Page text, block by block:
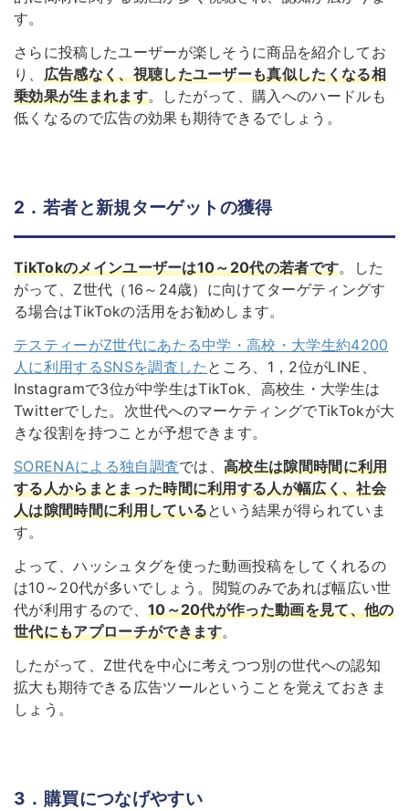
す。
さらに投稿したユーザーが楽しそうに商品を紹介してお
り、 広告感なく、視聴したユーザーも真似したくなる相
乗効果が生まれます。
したがって、購入へのハードルも
低くなるので広告の効果も期待できるでしょう。
2． 若者と新規ターゲットの獲得
TikTokのメインユーザーは10～20代の若者です。した
がって、Z世代（16～24歳）に向けてターゲティングす
る場合はTikTokの活用をお勧めします。
テスティーがZ世代にあたる中学・高校・大学生約4200
人に利用するSNSを調査した ところ、1，2位がLINE、
Instagramで3位が中学生はTikTok、高校生・大学生は
Twitterでした。次世代へのマーケティングでTikTokが大
きな役割を持つことが予想できます。
SORENAによる独自調査では、高校生は隙間時間に利用
する人からまとまった時間に利用する人が幅広く、社会
人は隙間時間に利用しているという結果が得られていま
す。
よって、ハッシュタグを使った動画投稿をしてくれるの
は10～20代が多いでしょう。閲覧のみであれば幅広い世
代が利用するので、 10～20代が作った動画を見て、他の
世代にもアプローチができます。
したがって、Z世代を中心に考えつつ別の世代への認知
拡大も期待できる広告ツールということを覚えておきま
しょう。
3．購買につなげやすい